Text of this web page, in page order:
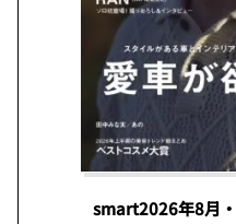
smart2026年8月・